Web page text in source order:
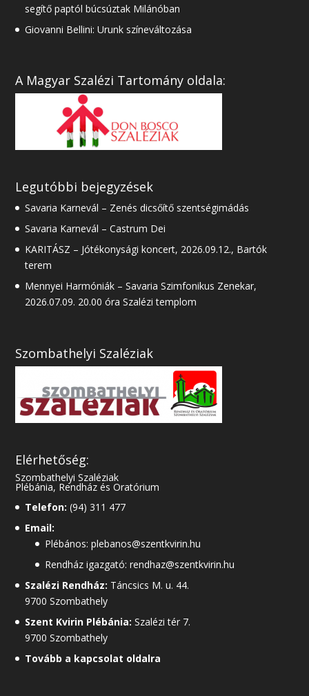
segítő paptól búcsúztak Milánóban
Giovanni Bellini: Urunk színeváltozása
A Magyar Szalézi Tartomány oldala:
Legutóbbi bejegyzések
Savaria Karnevál – Zenés dicsőítő szentségimádás
Savaria Karnevál – Castrum Dei
KARITÁSZ – Jótékonysági koncert, 2026.09.12., Bartók
terem
Mennyei Harmóniák – Savaria Szimfonikus Zenekar,
2026.07.09. 20.00 óra Szalézi templom
Szombathelyi Szaléziak
Elérhetőség:
Szombathelyi Szaléziak
Plébánia, Rendház és Oratórium
Telefon:(94) 311 477
Email:
Plébános: plebanos@szentkvirin.hu
Rendház igazgató: rendhaz@szentkvirin.hu
Szalézi Rendház: Táncsics M. u. 44.
9700 Szombathely
Szent Kvirin Plébánia: Szalézi tér 7.
9700 Szombathely
Tovább a kapcsolat oldalra